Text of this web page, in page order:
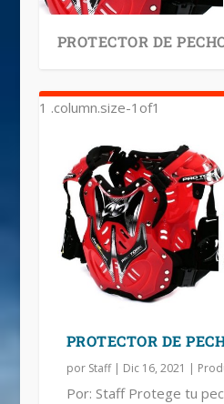
PROTECTOR DE
PROTECTOR DE
por Staff| Dic 16, 2021 |
Por: Staff Protege tu